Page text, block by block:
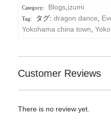
Blogs, izumi
タグ: dragon dance
Yokohama china town
Customer Reviews
There is no review yet.